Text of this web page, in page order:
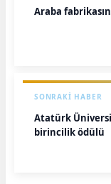
Araba
SONRAKI HABER
Atatürk
birincilik ödülü